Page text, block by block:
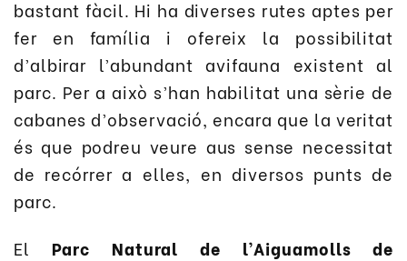
bastant fàcil. Hi ha diverses rutes aptes per
fer en família i ofereix la possibilitat
d’albirar l’abundant avifauna existent al
parc. Per a això s’han habilitat una sèrie de
cabanes d’observació, encara que la veritat
és que podreu veure aus sense necessitat
de recórrer a elles, en diversos punts de
parc.
El Parc Natural de l’Aiguamolls de